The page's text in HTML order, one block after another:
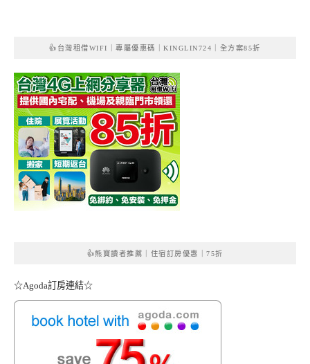
👍台灣租借WIFI｜專屬優惠碼｜KINGLIN724｜全方案85折
👍熊寶讀者推薦｜住宿訂房優惠｜75折
☆Agoda訂房連結☆